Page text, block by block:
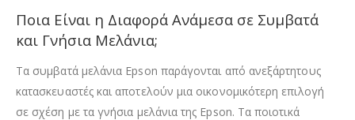
Ποια Είναι η Διαφορά Ανάμεσα σε Συμβατά
και Γνήσια Μελάνια;
Τα συμβατά μελάνια Epson παράγονται από ανεξάρτητους
κατασκευαστές και αποτελούν μια οικονομικότερη επιλογή
σε σχέση με τα γνήσια μελάνια της Epson. Τα ποιοτικά